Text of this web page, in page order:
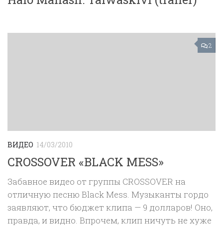
2
ВИДЕО 14/03/2010
CROSSOVER «BLACK MESS»
Забавное видео от группы CROSSOVER на
отличную песню Black Mess. Музыканты гордо
заявляют, что бюджет клипа — 9 долларов! Оно,
правда, и видно. Впрочем, клип ничуть не хуже